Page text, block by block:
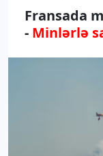
Fransada
- Minlərlə